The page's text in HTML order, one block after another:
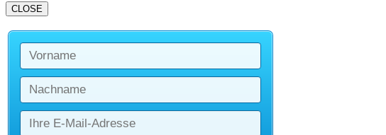
CLOSE